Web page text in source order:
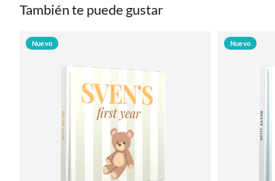
También te puede gustar
Nuevo Nuevo